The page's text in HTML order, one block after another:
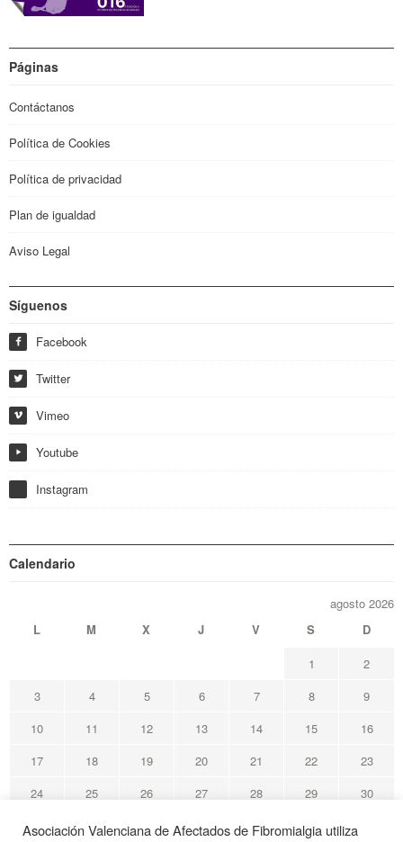
Páginas
Contáctanos
Política de Cookies
Política de privacidad
Plan de igualdad
Aviso Legal
Síguenos
f Facebook
w Twitter
i Vimeo
y Youtube
Instagram
Calendario
agosto 2026
L
M X J V S
D
1
2
3
4 5 6 7 8
9
10
11 12 13 14 15
16
17
18 19 20 21 22
23
24
25 26 27 28 29
30
31
Asociación Valenciana de Afectados de Fibromialgia utiliza